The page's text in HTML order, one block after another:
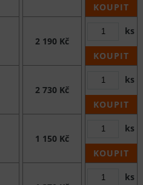
KOUPIT
2 190 Kč
ks
KOUPIT
2 730 Kč
ks
KOUPIT
1 150 Kč
ks
KOUPIT
ks